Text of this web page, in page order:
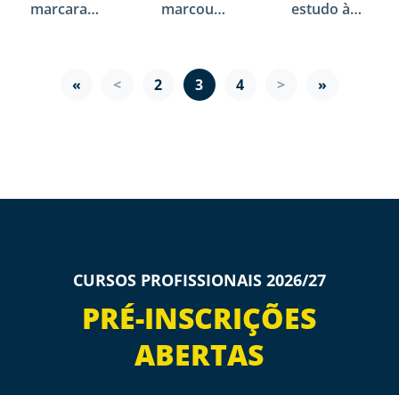
marcaram
marcou
estudo às
« < 2 3 4 > »
CURSOS PROFISSIONAIS 2026/27
PRÉ-INSCRIÇÕES
ABERTAS